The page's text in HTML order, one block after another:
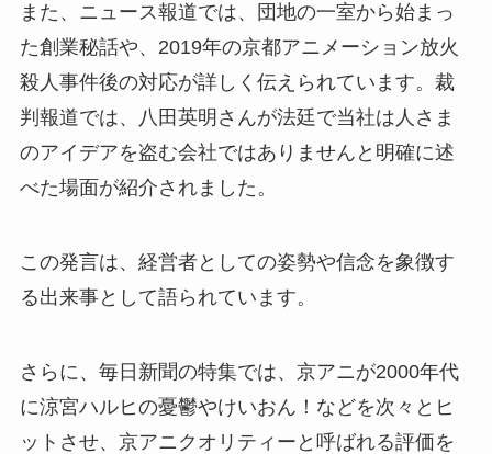
また、ニュース報道では、団地の一室から始まっ
た創業秘話や、2019年の京都アニメーション放火
殺人事件後の対応が詳しく伝えられています。裁
判報道では、八田英明さんが法廷で当社は人さま
のアイデアを盗む会社ではありませんと明確に述
べた場面が紹介されました。
この発言は、経営者としての姿勢や信念を象徴す
る出来事として語られています。
さらに、毎日新聞の特集では、京アニが2000年代
に涼宮ハルヒの憂鬱やけいおん！などを次々とヒ
ットさせ、京アニクオリティーと呼ばれる評価を